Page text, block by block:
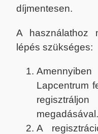
díjmentesen.
A használathoz
lépés szükséges:
Lapcentrum
megadásával.
A